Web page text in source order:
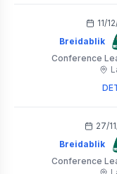
11/
Breidablik
Conference
27/
Breidablik
Conference